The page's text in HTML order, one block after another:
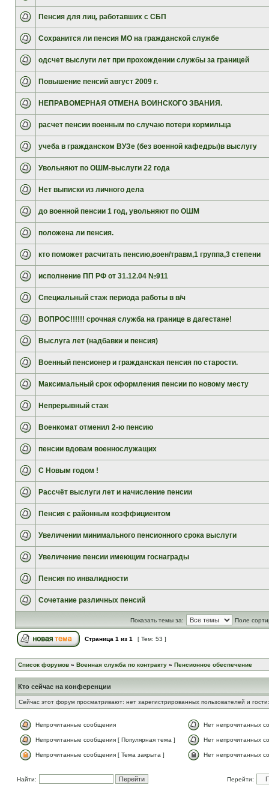
Пенсия для лиц, работавших с СБП
Сохранится ли пенсия МО на гражданской службе
одсчет выслуги лет при прохождении службы за границей
Повышение пенсий август 2009 г.
НЕПРАВОМЕРНАЯ ОТМЕНА ВОИНСКОГО ЗВАНИЯ.
расчет пенсии военным по случаю потери кормильца
учеба в гражданском ВУЗе (без военной кафедры)в выслугу
Увольняют по ОШМ-выслуги 22 года
Нет выписки из личного дела
до военной пенсии 1 год, увольняют по ОШМ
положена ли пенсия.
кто поможет расчитать пенсию,воен/травм,1 группа,3 степени
исполнение ПП РФ от 31.12.04 №911
Специальный стаж периода работы в в/ч
ВОПРОС!!!!!! срочная служба на границе в дагестане!
Выслуга лет (надбавки и пенсия)
Военный пенсионер и гражданская пенсия по старости.
Максимальный срок оформления пенсии по новому месту
Непрерывный стаж
Военкомат отменил 2-ю пенсию
пенсии вдовам военнослужащих
С Новым годом !
Рассчёт выслуги лет и начисление пенсии
Пенсия с районным коэффициентом
Увеличении минимального пенсионного срока выслуги
Увеличение пенсии имеющим госнаграды
Пенсия по инвалидности
Сочетание различных пенсий
Показать темы за: Поле
Страница 1 из 1 [ Тем: 53 ]
Список форумов » Военная служба по контракту » Пенсионное обеспечение
Кто сейчас на конференции
Сейчас этот форум просматривают: нет зарегистрированных пользователей и
Непрочитанные сообщения Нет непрочитанных
Непрочитанные сообщения [ Популярная тема ] Нет непрочитанных
Непрочитанные сообщения [ Тема закрыта ] Нет непрочитанных
Найти: Перейти: